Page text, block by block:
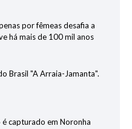
por fêmeas desafia a
há mais de 100 mil anos
Brasil "A Arraia-Jamanta".
capturado em Noronha